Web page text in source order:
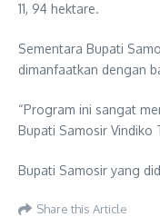
11, 94 hektare.
Sementara Bupati
dimanfaatkan dengan
“Program ini sangat
Bupati Samosir Vindiko
Bupati Samosir yang
Share this Article